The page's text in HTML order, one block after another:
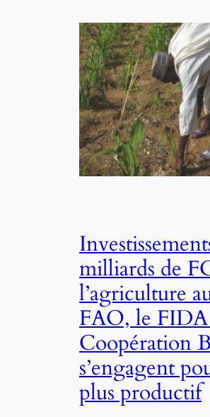
milliards de
l’agriculture
FAO, le
Coopération
s’engagent
plus productif